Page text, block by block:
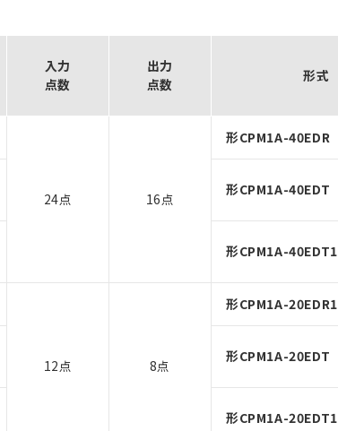
入力
点数
出力
点数
形式
24点 16点
形CPM1A-40EDR
形CPM1A-40EDT
形CPM1A-40EDT1
12点 8点
形CPM1A-20EDR1
形CPM1A-20EDT
形CPM1A-20EDT1